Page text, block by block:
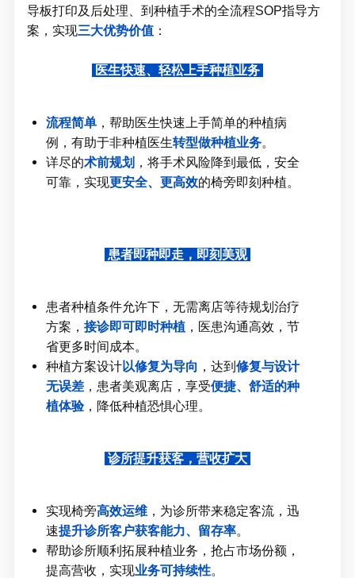
导板打印及后处理、到种植手术的全流程SOP指导方
案，实现三大优势价值 ：
医生快速、轻松上手种植业务
流程简单 ，帮助医生快速上手简单的种植病
例，有助于非种植医生转型做种植业务。
详尽的术前规划 ，将手术风险降到最低，安全
可靠，实现更安全、更高效的椅旁即刻种植。
患者即种即走，即刻美观
患者种植条件允许下，无需离店等待规划治疗
方案，接诊即可即时种植 ，医患沟通高效，节
省更多时间成本。
种植方案设计以修复为导向 ，达到修复与设计
无误差 ，患者美观离店，享受便捷、舒适的种
植体验，降低种植恐惧心理。
诊所提升获客，营收扩大
实现椅旁高效运维 ，为诊所带来稳定客流，迅
速提升诊所客户获客能力、留存率。
帮助诊所顺利拓展种植业务，抢占市场份额，
提高营收，实现业务可持续性。